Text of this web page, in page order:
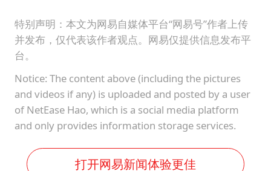
特别声明：本文为网易自媒体平台“网易号”作者上传
并发布，仅代表该作者观点。网易仅提供信息发布平
台。
Notice: The content above (including the pictures
and videos if any) is uploaded and posted by a user
of NetEase Hao, which is a social media platform
and only provides information storage services.
打开网易新闻体验更佳